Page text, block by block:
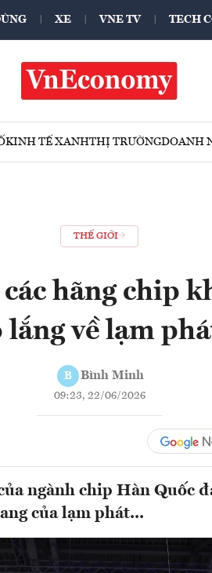
XE VNE TV TECH
KINH TẾ XANHTHỊ TRƯỜNGDOANH
THẾ GIỚI
hãng chip
lắng về lạm
B Bình Minh
09:23, 22/06/2026
ngành chip Hàn Quốc
của lạm phát...